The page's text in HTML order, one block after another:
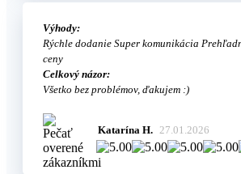
Výhody:
Rýchle dodanie Super komunikácia
ceny
Celkový názor:
Všetko bez problémov, ďakujem :)
Katarína H. 27.01.2026